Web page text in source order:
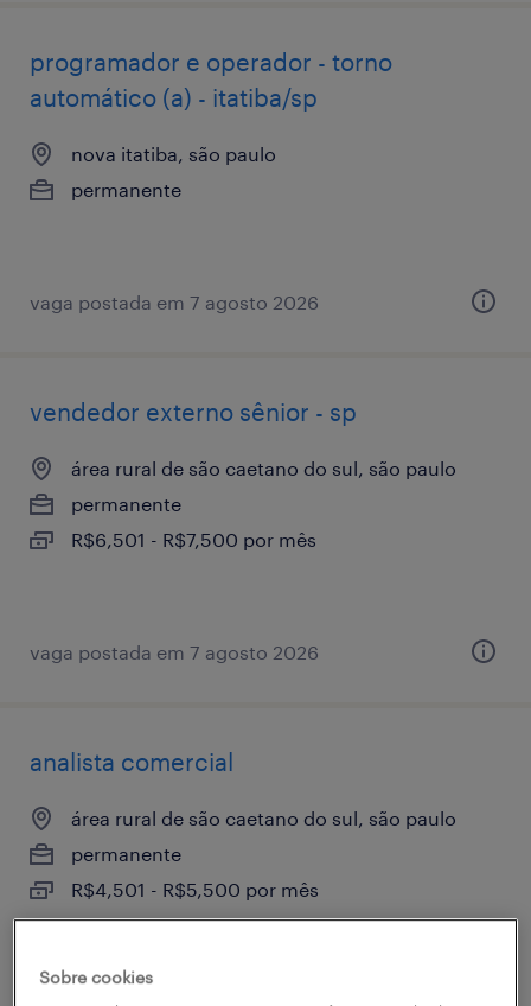
programador e operador - torno
automático (a) - itatiba/sp
nova itatiba, são paulo
permanente
vaga postada em 7 agosto 2026
vendedor externo sênior - sp
área rural de são caetano do sul, são paulo
permanente
R$6,501 - R$7,500 por mês
vaga postada em 7 agosto 2026
analista comercial
área rural de são caetano do sul, são paulo
permanente
R$4,501 - R$5,500 por mês
Sobre cookies